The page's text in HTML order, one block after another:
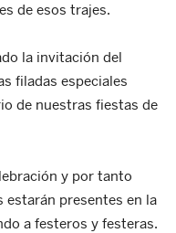
de esos trajes.
la invitación del
filadas especiales
de nuestras fiestas de
y por tanto
presentes en la
a festeros y festeras.